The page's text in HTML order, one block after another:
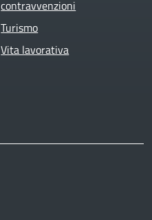
contravvenzioni
Turismo
Vita lavorativa